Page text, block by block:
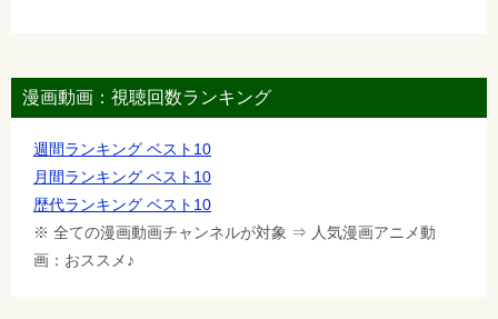
漫画動画：視聴回数ランキング
週間ランキング ベスト10
月間ランキング ベスト10
歴代ランキング ベスト10
※ 全ての漫画動画チャンネルが対象 ⇒ 人気漫画アニメ動
画：おススメ♪